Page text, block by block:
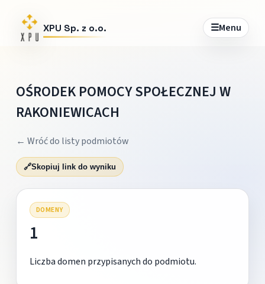
XPU Sp. z o.o. ☰Menu
OŚRODEK POMOCY SPOŁECZNEJ W
RAKONIEWICACH
← Wróć do listy podmiotów
🔗Skopiuj link do wyniku
DOMENY
1
Liczba domen przypisanych do podmiotu.